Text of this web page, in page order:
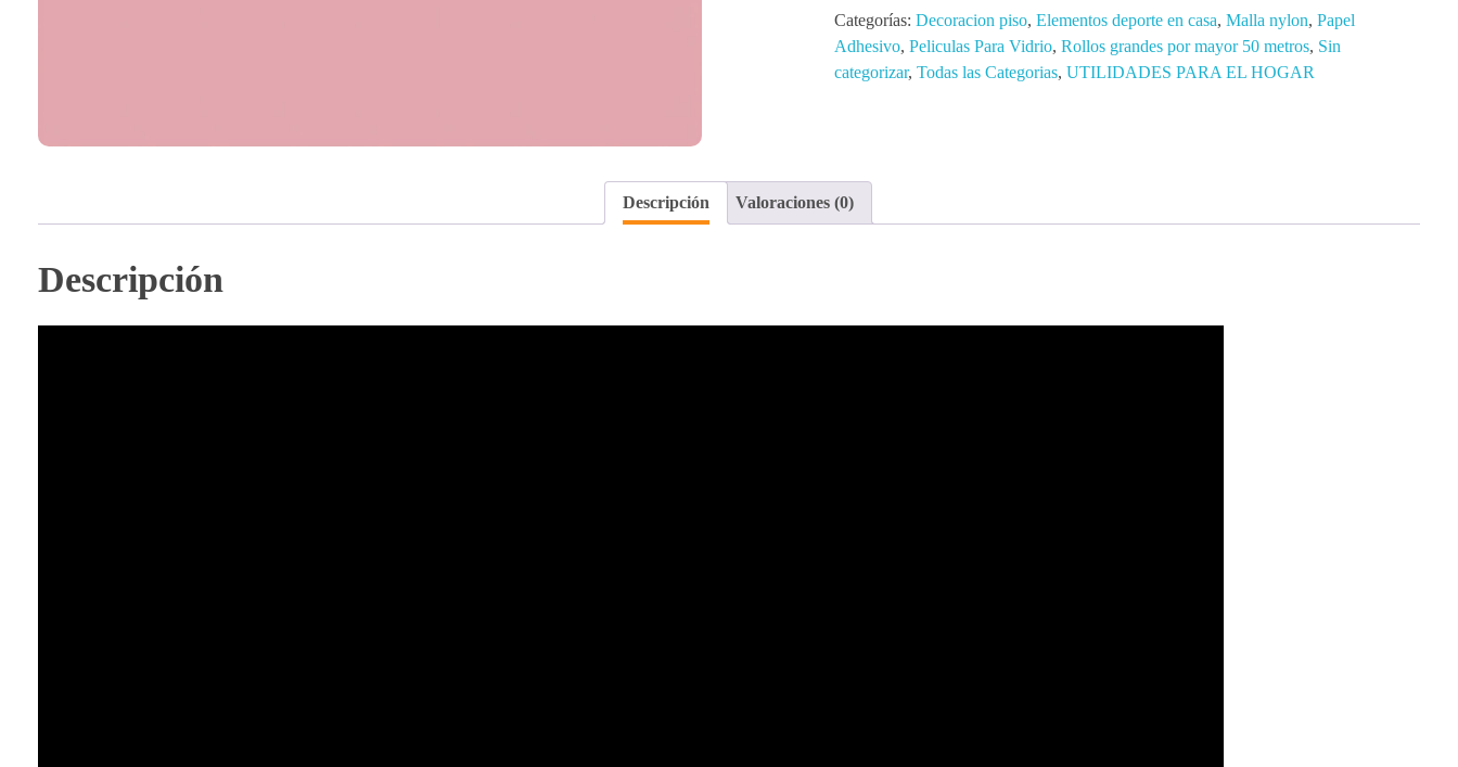
Categorías:Decoracion piso,Elementos deporte en casa,Malla nylon,Papel
Adhesivo,Peliculas Para Vidrio,Rollos grandes por mayor 50 metros, Sin
categorizar,Todas las Categorias,UTILIDADES PARA EL HOGAR
Descripción Valoraciones (0)
Descripción